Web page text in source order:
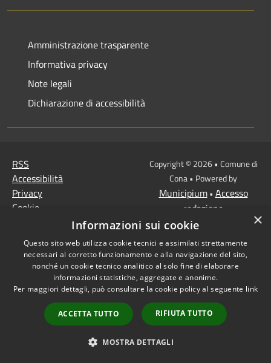
Amministrazione trasparente
Informativa privacy
Note legali
Dichiarazione di accessibilità
RSS
Accessibilità
Privacy
Cookie
MISSIONE 2 Rivoluzione
verde e transizione
ecologica
Missione 1 -
Digitalizzazione,
innovazione,
competitività, cultura e
Copyright © 2026 • Comune di
Cona • Powered by
Municipium• Accesso
redazione
×
Informazioni sui cookie
Questo sito web utilizza cookie tecnici e assimilati strettamente
necessari al corretto funzionamento e alla navigazione del sito,
nonché un cookie tecnico analitico al solo fine di elaborare
informazioni statistiche, aggregate e anonime.
Per maggiori dettagli, può consultare la cookie policy al seguente link
ACCETTA TUTTO RIFIUTA TUTTO
MOSTRA DETTAGLI